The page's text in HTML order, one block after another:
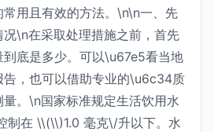
用且有效的方法。\n\n一、先
\n在采取处理措施之前，首先
底是多少。可以\u67e5看当地
告，也可以借助专业的\u6c34质
。\n国家标准规定生活饮用水
制在 \\(\\)1.0 毫克\/升以下。水